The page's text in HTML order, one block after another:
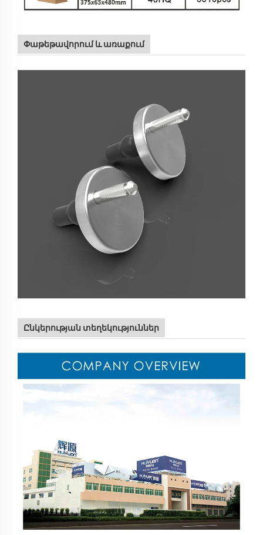
Փաթեթավորում և առաքում
Ընկերության տեղեկություններ